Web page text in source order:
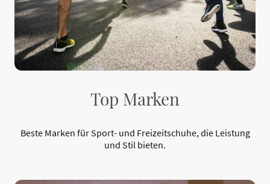
Top Marken
Beste Marken für Sport- und Freizeitschuhe, die Leistung
und Stil bieten.